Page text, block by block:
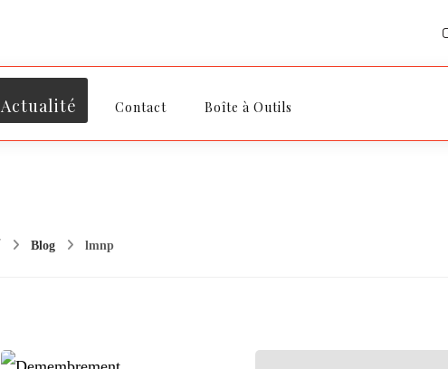
Actualité Contact Boîte à Outils
Blog lmnp